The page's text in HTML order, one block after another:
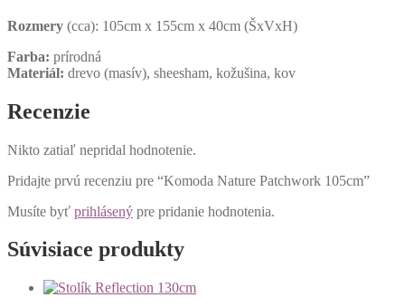
Rozmery (cca): 105cm x 155cm x 40cm (ŠxVxH)
Farba: prírodná
Materiál: drevo (masív), sheesham, kožušina, kov
Recenzie
Nikto zatiaľ nepridal hodnotenie.
Pridajte prvú recenziu pre “Komoda Nature Patchwork 105cm”
Musíte byť prihlásený pre pridanie hodnotenia.
Súvisiace produkty